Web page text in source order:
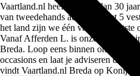
Vaartland.nl heeft al meer dan 30
van tweedehands auto’s en met 5
het land zijn we één van de grootste
Vanaf Afferden L. is onze
Breda. Loop eens binnen om te
occasions en laat je adviseren door
vindt Vaartland.nl Breda op